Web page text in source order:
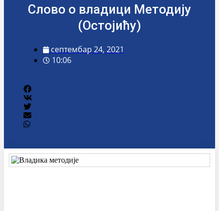
Слово о владици Методију
(Остојићу)
септембар 24, 2021
10:06